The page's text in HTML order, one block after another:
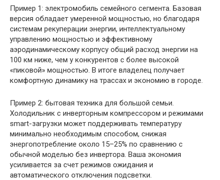
Пример 1: электромобиль семейного сегмента. Базовая
версия обладает умеренной мощностью, но благодаря
системам рекуперации энергии, интеллектуальному
управлению мощностью и эффективному
аэродинамическому корпусу общий расход энергии на
100 км ниже, чем у конкурентов с более высокой
«пиковой» мощностью. В итоге владелец получает
комфортную динамику на трассах и экономию в городе.
Пример 2: бытовая техника для большой семьи.
Холодильник с инверторным компрессором и режимами
smart-загрузки может поддерживать температуру
минимально необходимым способом, снижая
энергопотребление около 15–25% по сравнению с
обычной моделью без инвертора. Ваша экономия
усиливается за счет режимов ожидания и
автоматического отключения подсветки.